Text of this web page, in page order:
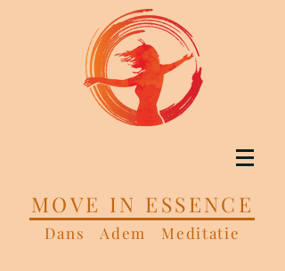
MOVE IN ESSENCE
Dans Adem Meditatie